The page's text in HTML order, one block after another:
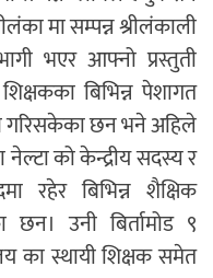
मा सम्पन्न श्रीलंकाली
भएर आफ्नो प्रस्तुती
बिभिन्न पेशागत
गरिसकेका छन भने अहिले
को केन्द्रीय सदस्य र
रहेर बिभिन्न शैक्षिक
उनी बिर्तामोड ९
का स्थायी शिक्षक समेत